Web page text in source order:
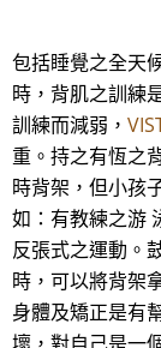
包括睡覺之全天
時，背肌之訓練
訓練而減弱，
重。持之有恆之
時背架，但小孩
如：有教練之游
反張式之運動。
時，可以將背架
身體及矯正是有